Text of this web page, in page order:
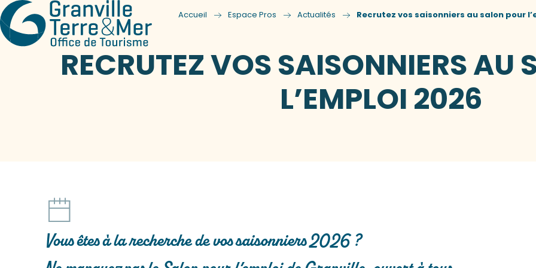
Accueil Espace Pros Actualités Recrutez vos saisonniers au salon pour
RECRUTEZ VOS SAISONNIERS AU
L’EMPLOI 2026
Vous êtes à la recherche de vos saisonniers 2026 ?